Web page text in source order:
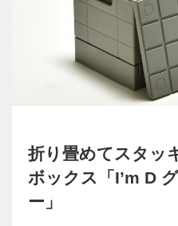
折り畳めてスタッ
ボックス「I’m D
ー」